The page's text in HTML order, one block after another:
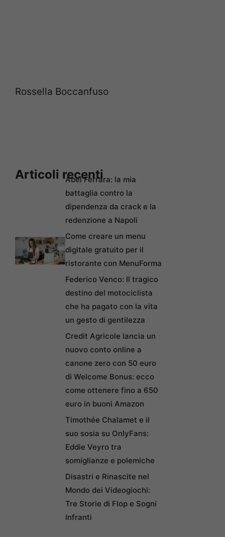
Rossella Boccanfuso
Articoli recenti
Abel Ferrara: la mia
battaglia contro la
dipendenza da crack e la
redenzione a Napoli
Come creare un menu
digitale gratuito per il
ristorante con MenuForma
Federico Venco: Il tragico
destino del motociclista
che ha pagato con la vita
un gesto di gentilezza
Credit Agricole lancia un
nuovo conto online a
canone zero con 50 euro
di Welcome Bonus: ecco
come ottenere fino a 650
euro in buoni Amazon
Timothée Chalamet e il
suo sosia su OnlyFans:
Eddie Veyro tra
somiglianze e polemiche
Disastri e Rinascite nel
Mondo dei Videogiochi:
Tre Storie di Flop e Sogni
Infranti